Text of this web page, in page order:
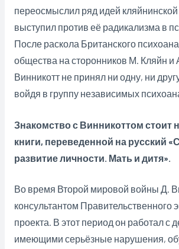
переосмыслил ряд идей
выступил против её радикализма в
После раскола Британского
общества на сторонников М. Кляйн и
Винникотт не принял ни одну, ни
войдя в группу независимых
Знакомство с Винникоттом стоит
книги, переведенной на русский
развитие личности. Мать и дитя».
Во время Второй мировой войны Д.
консультантом Правительственного
проекта. В этот период он работал с
имеющими серьёзные нарушения,